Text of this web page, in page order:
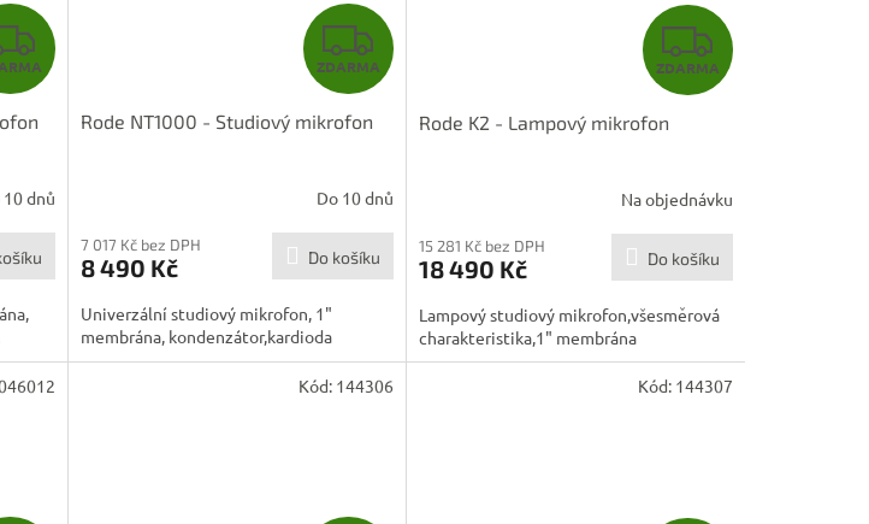
Z
D
A
R
M
A
10 dnů
Z
D
R
M
A
ZDARMA
Rode NT1000 - Studiový mikrofon
Do 10 dnů
7 017 Kč bez DPH
8 490 Kč Do košíku
Univerzální studiový mikrofon, 1"
membrána, kondenzátor,kardioda
Z
D
R
M
A
ZDARMA
Rode K2 - Lampový mikrofon
Na objednávku
15 281 Kč bez DPH
18 490 Kč Do košíku
Lampový studiový mikrofon,všesměrová
charakteristika,1" membrána
Kód: 144306 Kód: 144307